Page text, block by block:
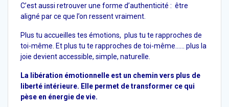
C’est aussi retrouver une forme d’authenticité : être
aligné par ce que l’on ressent vraiment.
Plus tu accueilles tes émotions, plus tu te rapproches de
toi-même. Et plus tu te rapproches de toi-même…… plus la
joie devient accessible, simple, naturelle.
La libération émotionnelle est un chemin vers plus de
liberté intérieure. Elle permet de transformer ce qui
pèse en énergie de vie.